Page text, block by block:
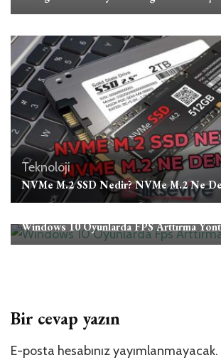
Teknoloji
NVMe M.2 SSD Nedir? NVMe M.2 Ne
Windows 10 Oyunlarda FPS Arttırma
Bir cevap yazın
E-posta hesabınız yayımlanmayacak.